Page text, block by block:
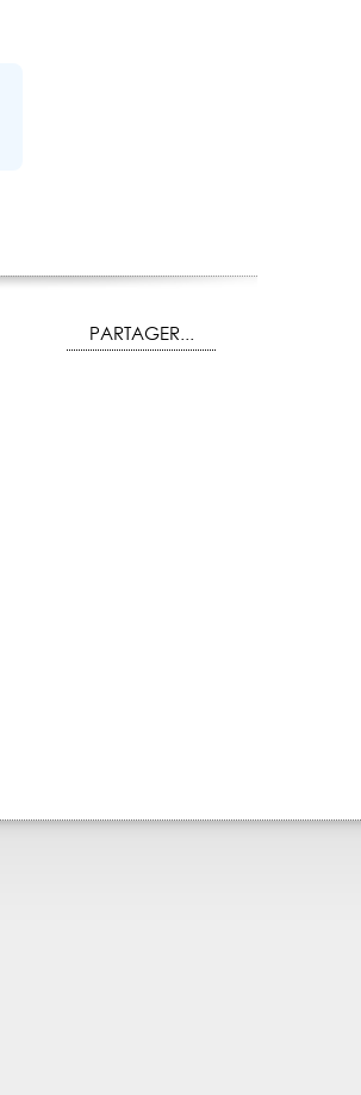
PARTAGER...